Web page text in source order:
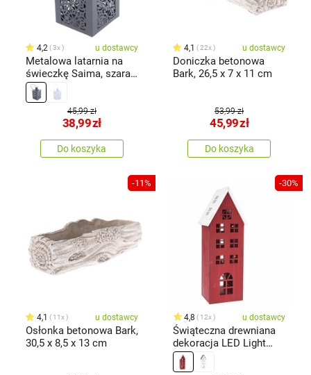
4,2 3x u dostawcy
Metalowa latarnia na
świeczkę Saima, szara,
7,5 x12 x 7,5 cm
45,99 zł
38,99zł
Do koszyka
4,1 22x u dostawcy
Doniczka betonowa
Bark, 26,5 x 7 x 11 cm
53,99 zł
45,99zł
Do koszyka
-11%
4,1 11x u dostawcy
Osłonka betonowa Bark,
30,5 x 8,5 x 13 cm
-30%
4,8 12x u dostawcy
Świąteczna drewniana
dekoracja LED Light
house czerwony, 11,7 x
21 x 9,8 cm